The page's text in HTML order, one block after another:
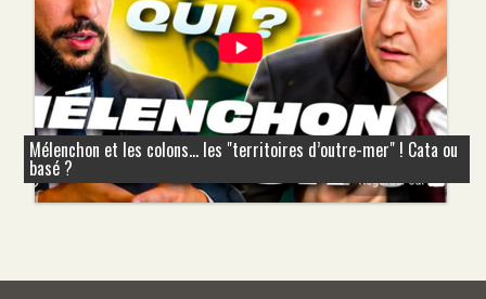
Mélenchon et les colons... les "territoires d’outre-mer" ! Cata ou
basé ?